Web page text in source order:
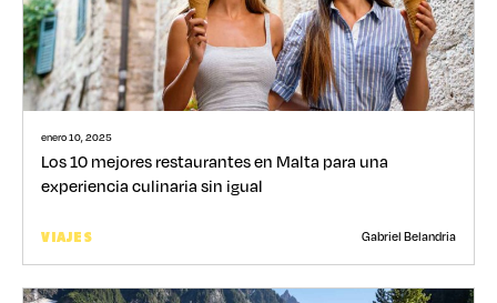
enero 10, 2025
Los 10 mejores restaurantes en Malta para una
experiencia culinaria sin igual
VIAJES Gabriel Belandria